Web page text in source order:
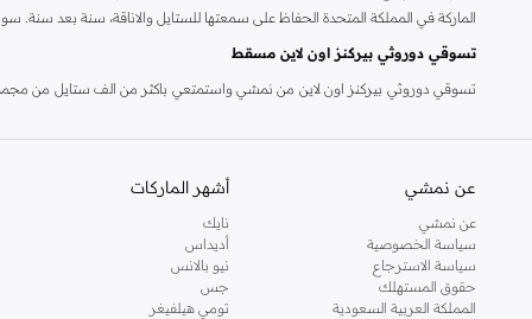
الماركة في المملكة المتحدة الحفاظ على سمعتها للستايل والاناقة، سنة بعد
تسوقي دوروثي بيركنز اون لاين مسقط
تسوقي دوروثي بيركنز اون لاين من نمشي واستمتعي باكثر من الف ستايل من
عن نمشي
عن نمشي
سياسة الخصوصية
سياسة الاسترجاع
حقوق المستهلك
المملكة العربية السعودية
أشهر الماركات
نايك
أديداس
نيو بالانس
جس
تومي هيلفيغر